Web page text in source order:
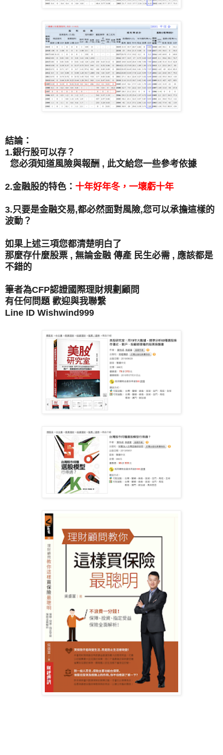
結論：
1.銀行股可以存？
您必須知道風險與報酬 , 此文給您一些參考依據
2.金融股的特色： 十年好年冬，一壞虧十年
3.只要是金融交易,都必然面對風險,您可以承擔這樣的
波動？
如果上述三項您都清楚明白了
那麼存什麼股票 , 無論金融 傳產 民生必需 , 應該都是
不錯的
筆者為CFP認證國際理財規劃顧問
有任何問題 歡迎與我聯繫
Line ID Wishwind999